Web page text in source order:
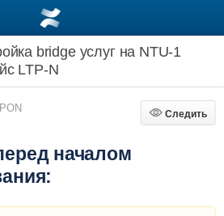
bridge услуг на NTU-1
LTP-N
Следить
Следить
началом